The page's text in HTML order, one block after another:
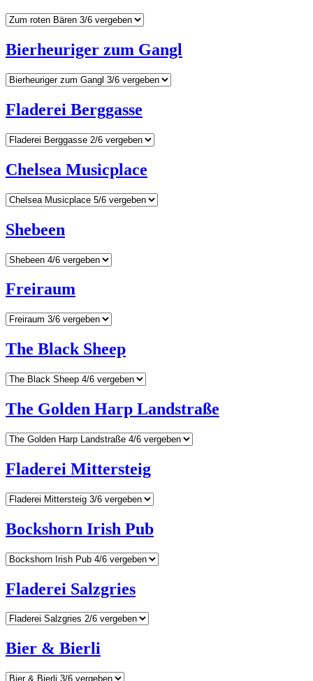
Bierheuriger zum Gangl
Fladerei Berggasse
Chelsea Musicplace
Shebeen
Freiraum
The Black Sheep
The Golden Harp Landstraße
Fladerei Mittersteig
Bockshorn Irish Pub
Fladerei Salzgries
Bier & Bierli